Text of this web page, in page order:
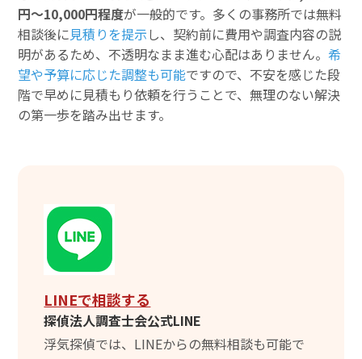
円〜10,000円程度が一般的です。多くの事務所では無料
相談後に見積りを提示 し、契約前に費用や調査内容の説
明があるため、不透明なまま進む心配はありません。 希
望や予算に応じた調整も可能ですので、不安を感じた段
階で早めに見積もり依頼を行うことで、無理のない解決
の第一歩を踏み出せます。
LINEで相談する
探偵法人調査士会公式LINE
浮気探偵では、LINEからの無料相談も可能で